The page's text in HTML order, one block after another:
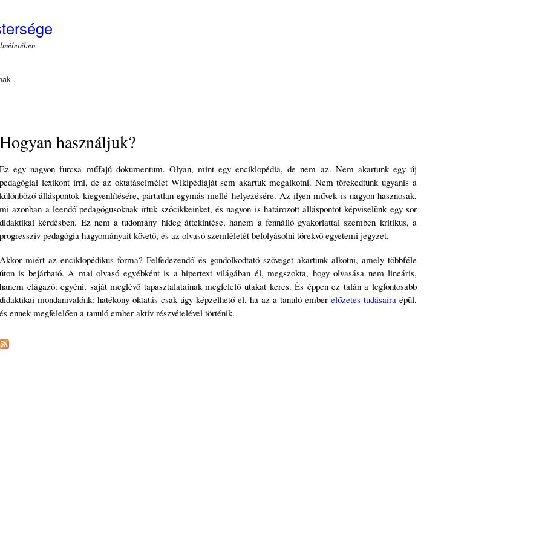
Hogyan használjuk?
Ez egy nagyon furcsa műfajú dokumentum. Olyan, mint egy enciklopédia, de nem az. Nem akartunk egy új
pedagógiai lexikont írni, de az oktatáselmélet Wikipédiáját sem akartuk megalkotni. Nem törekedtünk ugyanis a
különböző álláspontok kiegyenlítésére, pártatlan egymás mellé helyezésére. Az ilyen művek is nagyon hasznosak,
mi azonban a leendő pedagógusoknak írtuk szócikkeinket, és nagyon is határozott álláspontot képviselünk egy sor
didaktikai kérdésben. Ez nem a tudomány hideg áttekintése, hanem a fennálló gyakorlattal szemben kritikus, a
progresszív pedagógia hagyományait követő, és az olvasó szemléletét befolyásolni törekvő egyetemi jegyzet.
Akkor miért az enciklopédikus forma? Felfedezendő és gondolkodtató szöveget akartunk alkotni, amely többféle
úton is bejárható. A mai olvasó egyébként is a hipertext világában él, megszokta, hogy olvasása nem lineáris,
hanem elágazó: egyéni, saját meglévő tapasztalatainak megfelelő utakat keres. És éppen ez talán a legfontosabb
didaktikai mondanivalónk: hatékony oktatás csak úgy képzelhető el, ha az a tanuló ember előzetes tudásaira épül,
és ennek megfelelően a tanuló ember aktív részvételével történik.